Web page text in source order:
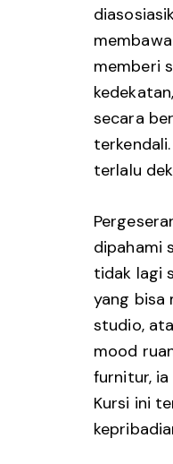
memberi
secara
terlalu
dipahami
tidak lagi
yang bisa
studio,
mood
furnitur,
Kursi ini